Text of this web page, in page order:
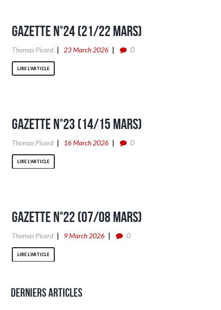
Gazette n°24 (21/22 Mars)
Thomas Picard 23 March 2026 0
LIRE L'ARTICLE
Gazette n°23 (14/15 Mars)
Thomas Picard 16 March 2026 0
LIRE L'ARTICLE
Gazette n°22 (07/08 Mars)
Thomas Picard 9 March 2026 0
LIRE L'ARTICLE
Derniers articles